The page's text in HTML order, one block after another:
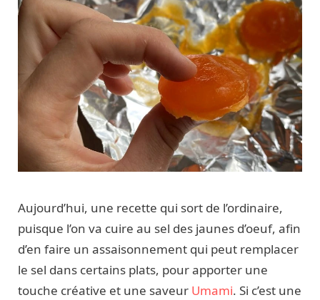
Aujourd’hui, une recette qui sort de l’ordinaire,
puisque l’on va cuire au sel des jaunes d’oeuf, afin
d’en faire un assaisonnement qui peut remplacer
le sel dans certains plats, pour apporter une
touche créative et une saveur Umami. Si c’est une